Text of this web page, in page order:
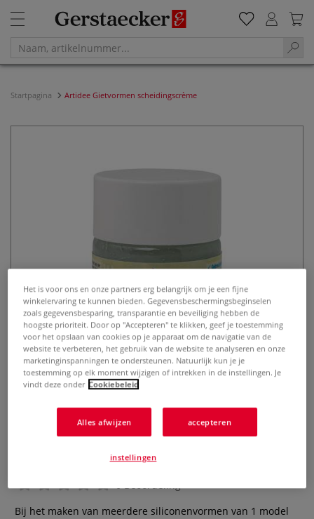
Startpagina Artidee Gietvormen scheidingscrème
Artidee Gietvormen
scheidingscrème
0 Beoordeling
Bij het maken van meerdere siliconenvormen van 1 model
Het is voor ons en onze partners erg belangrijk om je een fijne
winkelervaring te kunnen bieden. Gegevensbeschermingsbeginselen
zoals gegevensbesparing, transparantie en beveiliging hebben de
hoogste prioriteit. Door op "Accepteren" te klikken, geef je toestemming
voor het opslaan van cookies op je apparaat om de navigatie van de
website te verbeteren, het gebruik van de website te analyseren en onze
marketinginspanningen te ondersteunen. Natuurlijk kun je je
toestemming op elk moment wijzigen of intrekken in de instellingen. Je
vindt deze onder Cookiebeleid
Alles afwijzen accepteren
instellingen